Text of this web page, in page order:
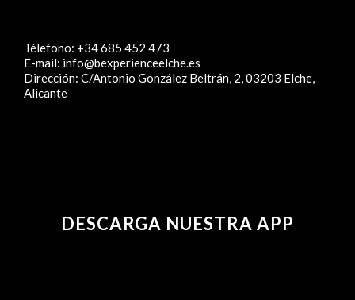
Télefono: +34 685 452 473
E-mail: info@bexperienceelche.es
Dirección: C/Antonio González Beltrán, 2, 03203 Elche,
Alicante
DESCARGA NUESTRA APP